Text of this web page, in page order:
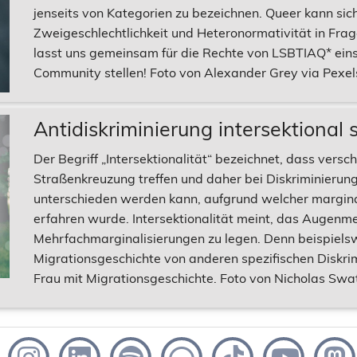
jenseits von Kategorien zu bezeichnen. Queer kann
Zweigeschlechtlichkeit und Heteronormativität in
lasst uns gemeinsam für die Rechte von LSBTIAQ*
Community stellen! Foto von Alexander Grey via
Antidiskriminierung intersektional
Der Begriff „Intersektionalität“ bezeichnet, dass
Straßenkreuzung treffen und daher bei
unterschieden werden kann, aufgrund welcher
erfahren wurde. Intersektionalität meint, das
Mehrfachmarginalisierungen zu legen. Denn
Migrationsgeschichte von anderen spezifischen
Frau mit Migrationsgeschichte. Foto von Nicholas